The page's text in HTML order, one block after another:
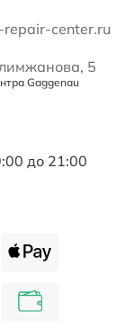
center.ru
5
Gaggenau
до 21:00